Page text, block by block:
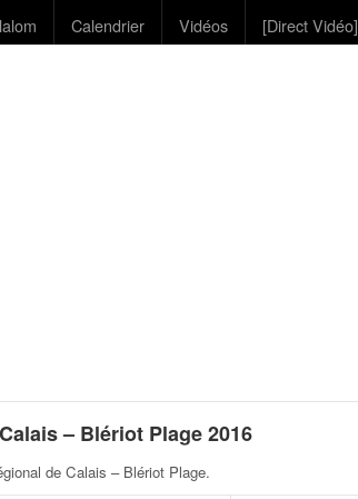
Calendrier Vidéos [Direct Vidéo]
– Blériot Plage 2016
de Calais – Blériot Plage.